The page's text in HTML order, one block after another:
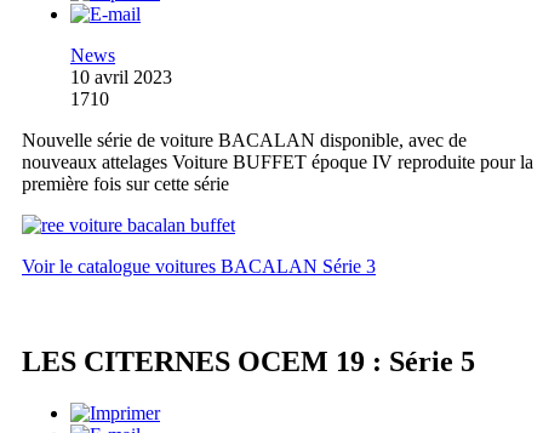
News
10 avril 2023
1710
Nouvelle série de voiture BACALAN disponible, avec de
nouveaux attelages Voiture BUFFET époque IV reproduite pour la
première fois sur cette série
Voir le catalogue voitures BACALAN Série 3
LES CITERNES OCEM 19 : Série 5